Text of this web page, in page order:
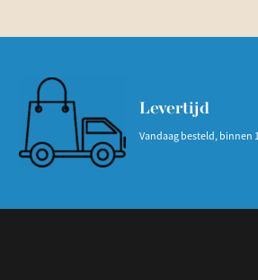
Levertijd
Vandaag besteld, binnen